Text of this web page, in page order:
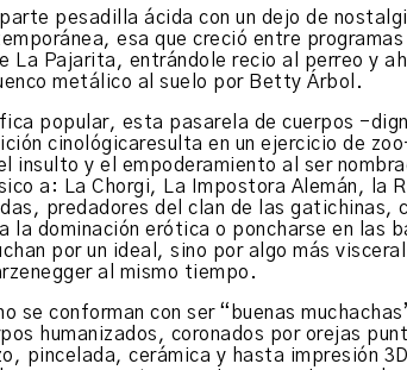
parte pesadilla ácida con un dejo de
esa que creció entre programas
La Pajarita, entrándole recio al perreo y
metálico al suelo por Betty Árbol.
popular, esta pasarela de cuerpos -
cinológicaresulta en un ejercicio de
insulto y el empoderamiento al ser
a: La Chorgi, La Impostora Alemán, la
predadores del clan de las gatichinas,
la dominación erótica o poncharse en las
por un ideal, sino por algo más
al mismo tiempo.
se conforman con ser “buenas
humanizados, coronados por orejas
pincelada, cerámica y hasta impresión